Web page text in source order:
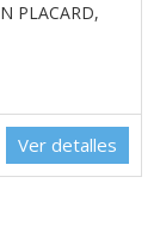
PLACARD,
Ver detalles